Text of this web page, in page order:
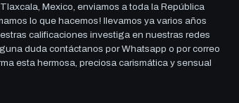
Mexico, enviamos a toda la República
lo que hacemos! llevamos ya varios años
calificaciones investiga en nuestras redes
duda contáctanos por Whatsapp o por correo
esta hermosa, preciosa carismática y sensual